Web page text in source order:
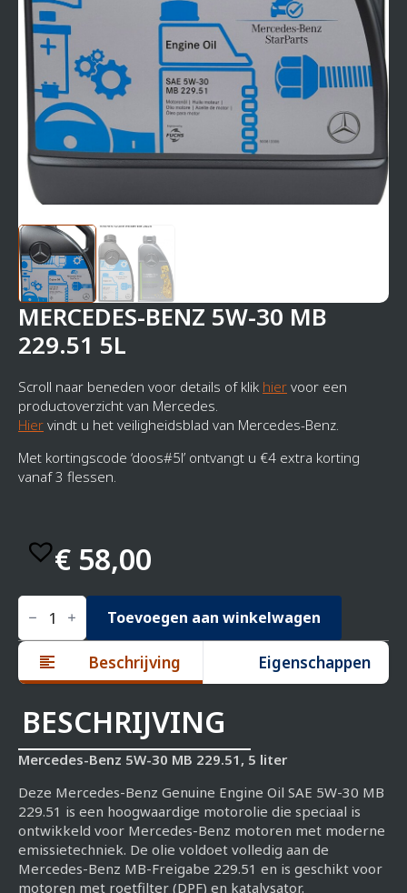
MERCEDES-BENZ 5W-30 MB
229.51 5L
Scroll naar beneden voor details of klik hier voor een
productoverzicht van Mercedes.
Hier vindt u het veiligheidsblad van Mercedes-Benz.
Met kortingscode ‘doos#5l’ ontvangt u €4 extra korting
vanaf 3 flessen.
€ 58,00
Mercedes-
Benz
5W-
30
MB
229.51
aantal
Toevoegen aan winkelwagen
Beschrijving Eigenschappen
BESCHRIJVING
Mercedes-Benz 5W-30 MB 229.51, 5 liter
Deze Mercedes-Benz Genuine Engine Oil SAE 5W-30 MB
229.51 is een hoogwaardige motorolie die speciaal is
ontwikkeld voor Mercedes-Benz motoren met moderne
emissietechniek. De olie voldoet volledig aan de
Mercedes-Benz MB-Freigabe 229.51 en is geschikt voor
motoren met roetfilter (DPF) en katalysator.